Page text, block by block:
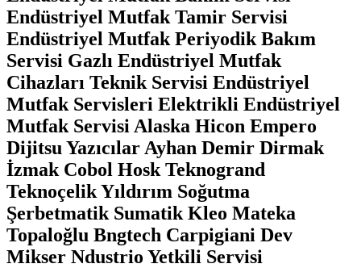
Endüstriyel Mutfak Tamir Servisi
Endüstriyel Mutfak Periyodik Bakım
Servisi Gazlı Endüstriyel Mutfak
Cihazları Teknik Servisi Endüstriyel
Mutfak Servisleri Elektrikli Endüstriyel
Mutfak Servisi Alaska Hicon Empero
Dijitsu Yazıcılar Ayhan Demir Dirmak
İzmak Cobol Hosk Teknogrand
Teknoçelik Yıldırım Soğutma
Şerbetmatik Sumatik Kleo Mateka
Topaloğlu Bngtech Carpigiani Dev
Mikser Ndustrio Yetkili Servisi